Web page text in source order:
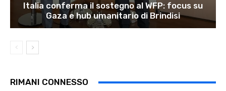
Italia conferma il sostegno al WFP: focus su
Gaza e hub umanitario di Brindisi
RIMANI CONNESSO